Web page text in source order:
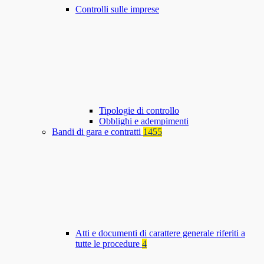
Controlli sulle imprese
Tipologie di controllo
Obblighi e adempimenti
Bandi di gara e contratti 1455
Atti e documenti di carattere generale riferiti a
tutte le procedure 4